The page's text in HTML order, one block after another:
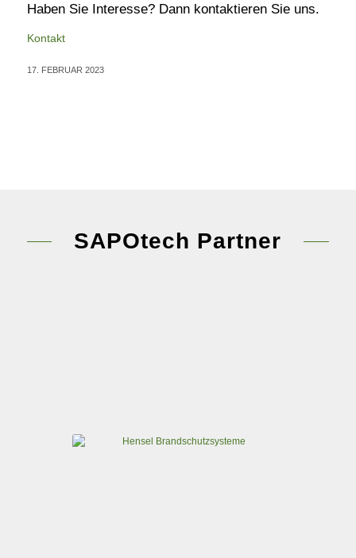
Haben Sie Interesse? Dann kontaktieren Sie uns.
Kontakt
17. FEBRUAR 2023
SAPOtech Partner